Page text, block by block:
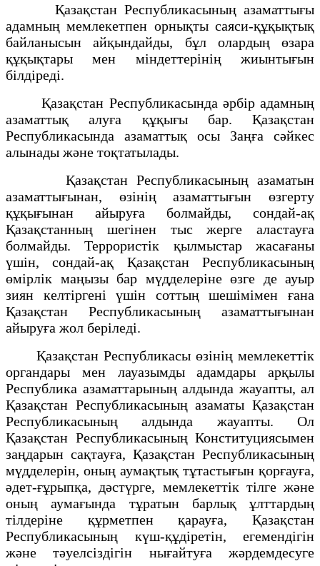
Қазақстан Республикасының азаматтығы
адамның мемлекетпен орнықты саяси-құқықтық
байланысын айқындайды, бұл олардың өзара
құқықтары мен міндеттерінің жиынтығын
білдіреді.
Қазақстан Республикасында әрбiр адамның
азаматтық алуға құқығы бар. Қазақстан
Республикасында азаматтық осы Заңға сәйкес
алынады және тоқтатылады.
Қазақстан Республикасының азаматын
азаматтығынан, өзiнiң азаматтығын өзгерту
құқығынан айыруға болмайды, сондай-ақ
Қазақстанның шегінен тыс жерге аластауға
болмайды. Террористік қылмыстар жасағаны
үшін, сондай-ақ Қазақстан Республикасының
өмірлік маңызы бар мүдделеріне өзге де ауыр
зиян келтіргені үшін соттың шешімімен ғана
Қазақстан Республикасының азаматтығынан
айыруға жол беріледі.
Қазақстан Республикасы өзінің мемлекеттік
органдары мен лауазымды адамдары арқылы
Республика азаматтарының алдында жауапты, ал
Қазақстан Республикасының азаматы Қазақстан
Республикасының алдында жауапты. Ол
Қазақстан Республикасының Конституциясымен
заңдарын сақтауға, Қазақстан Республикасының
мүдделерін, оның аумақтық тұтастығын қорғауға,
әдет-ғұрыпқа, дәстүрге, мемлекеттік тілге және
оның аумағында тұратын барлық ұлттардың
тілдеріне құрметпен қарауға, Қазақстан
Республикасының күш-құдіретін, егемендігін
және тәуелсіздігін нығайтуға жәрдемдесуге